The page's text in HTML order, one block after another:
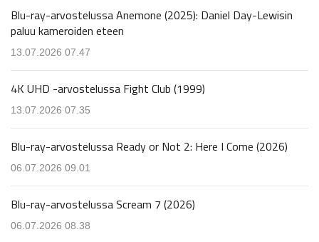
Blu-ray-arvostelussa Anemone (2025): Daniel Day-Lewisin
paluu kameroiden eteen
13.07.2026 07.47
4K UHD -arvostelussa Fight Club (1999)
13.07.2026 07.35
Blu-ray-arvostelussa Ready or Not 2: Here I Come (2026)
06.07.2026 09.01
Blu-ray-arvostelussa Scream 7 (2026)
06.07.2026 08.38